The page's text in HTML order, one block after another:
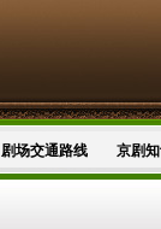
剧场交通路线 京剧